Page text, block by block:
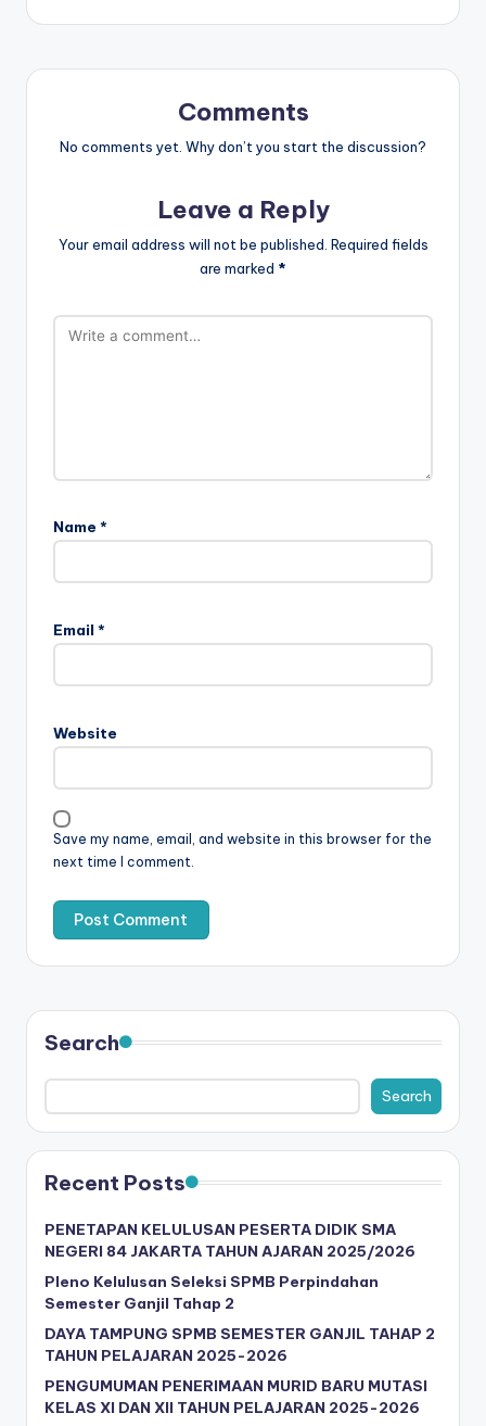
Comments
No comments yet. Why don’t you start the discussion?
Leave a Reply
Your email address will not be published. Required fields
are marked *
Name *
Email *
Website
Save my name, email, and website in this browser for the
next time I comment.
Search
Search
Recent Posts
PENETAPAN KELULUSAN PESERTA DIDIK SMA
NEGERI 84 JAKARTA TAHUN AJARAN 2025/2026
Pleno Kelulusan Seleksi SPMB Perpindahan
Semester Ganjil Tahap 2
DAYA TAMPUNG SPMB SEMESTER GANJIL TAHAP 2
TAHUN PELAJARAN 2025-2026
PENGUMUMAN PENERIMAAN MURID BARU MUTASI
KELAS XI DAN XII TAHUN PELAJARAN 2025-2026